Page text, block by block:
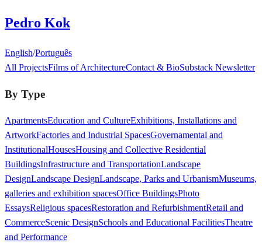
Pedro Kok
English/Português
All ProjectsFilms of ArchitectureContact & BioSubstack Newsletter
By Type
ApartmentsEducation and CultureExhibitions, Installations and
ArtworkFactories and Industrial SpacesGovernamental and
InstitutionalHousesHousing and Collective Residential
BuildingsInfrastructure and TransportationLandscape
DesignLandscape DesignLandscape, Parks and UrbanismMuseums,
galleries and exhibition spacesOffice BuildingsPhoto
EssaysReligious spacesRestoration and RefurbishmentRetail and
CommerceScenic DesignSchools and Educational FacilitiesTheatre
and Performance